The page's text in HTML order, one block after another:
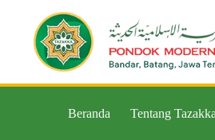
Beranda Tentang Tazakka